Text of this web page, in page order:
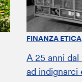
FINANZA ETICA
A 25 anni
ad indignarci